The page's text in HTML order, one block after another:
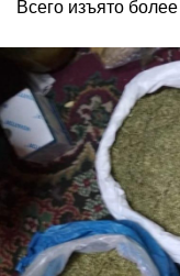
Всего изъято